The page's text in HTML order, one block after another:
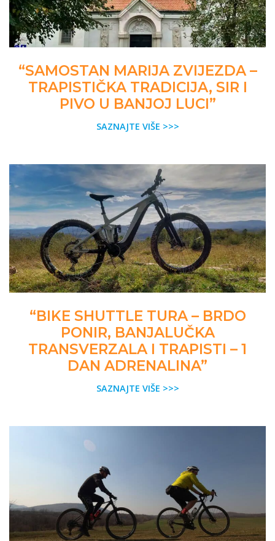
“SAMOSTAN MARIJA ZVIJEZDA –
TRAPISTIČKA TRADICIJA, SIR I
PIVO U BANJOJ LUCI”
SAZNAJTE VIŠE >>>
“BIKE SHUTTLE TURA – BRDO
PONIR, BANJALUČKA
TRANSVERZALA I TRAPISTI – 1
DAN ADRENALINA”
SAZNAJTE VIŠE >>>